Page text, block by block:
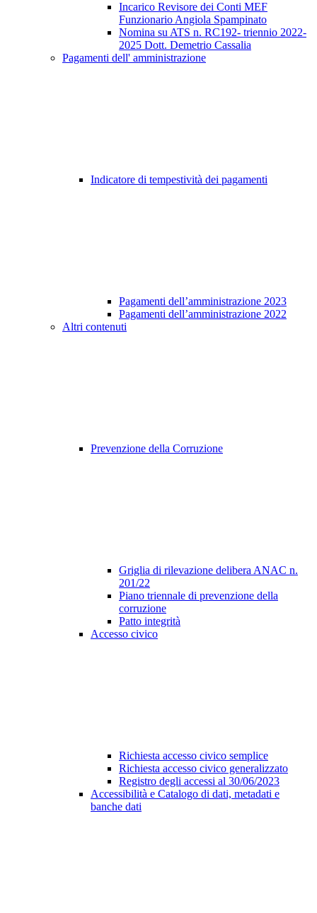
Incarico Revisore dei Conti MEF
Funzionario Angiola Spampinato
Nomina su ATS n. RC192- triennio 2022-
2025 Dott. Demetrio Cassalia
Pagamenti dell' amministrazione
Indicatore di tempestività dei pagamenti
Pagamenti dell’amministrazione 2023
Pagamenti dell’amministrazione 2022
Altri contenuti
Prevenzione della Corruzione
Griglia di rilevazione delibera ANAC n.
201/22
Piano triennale di prevenzione della
corruzione
Patto integrità
Accesso civico
Richiesta accesso civico semplice
Richiesta accesso civico generalizzato
Registro degli accessi al 30/06/2023
Accessibilità e Catalogo di dati, metadati e
banche dati